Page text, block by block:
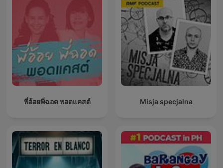
พี่อ้อยพี่ฉอด พอดแคสต์ Misja specjalna